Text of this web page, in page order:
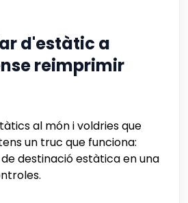
d'estàtic a
reimprimir
al món i voldries que
un truc que funciona:
destinació estàtica en una